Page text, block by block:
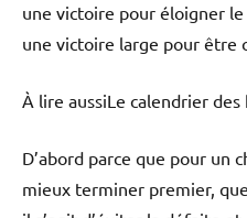
une victoire pour éloigner
une victoire large pour être
À lire aussiLe calendrier
D’abord parce que pour un
mieux terminer premier,